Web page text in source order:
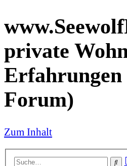
private
Erfahrungen
Forum)
Zum Inhalt